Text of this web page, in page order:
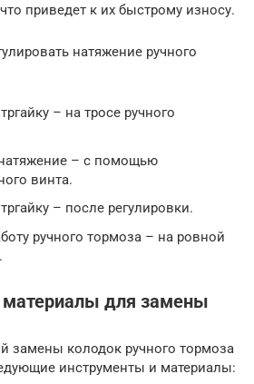
приведет к их быстрому износу.
натяжение ручного
– на тросе ручного
натяжение – с помощью
винта.
– после регулировки.
ручного тормоза – на ровной
для замены
замены колодок ручного тормоза
инструменты и материалы: